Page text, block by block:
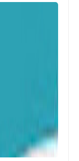
16
مدينة صور..